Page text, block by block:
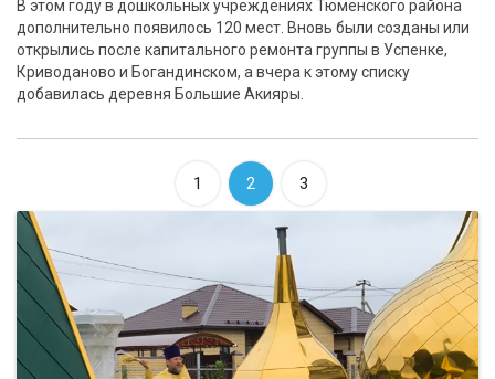
В этом году в дошкольных учреждениях Тюменского района
дополнительно появилось 120 мест. Вновь были созданы или
открылись после капитального ремонта группы в Успенке,
Криводаново и Богандинском, а вчера к этому списку
добавилась деревня Большие Акияры.
1 2 3